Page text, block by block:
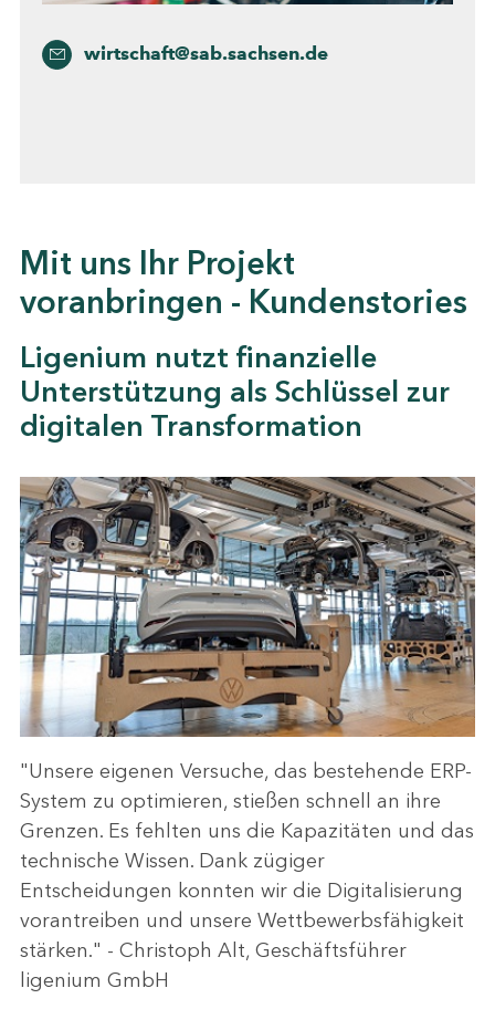
wirtschaft@sab.sachsen.de
Mit uns Ihr Projekt
voranbringen - Kundenstories
Ligenium nutzt finanzielle
Unterstützung als Schlüssel zur
digitalen Transformation
"Unsere eigenen Versuche, das bestehende ERP-
System zu optimieren, stießen schnell an ihre
Grenzen. Es fehlten uns die Kapazitäten und das
technische Wissen. Dank zügiger
Entscheidungen konnten wir die Digitalisierung
vorantreiben und unsere Wettbewerbsfähigkeit
stärken." - Christoph Alt, Geschäftsführer
ligenium GmbH